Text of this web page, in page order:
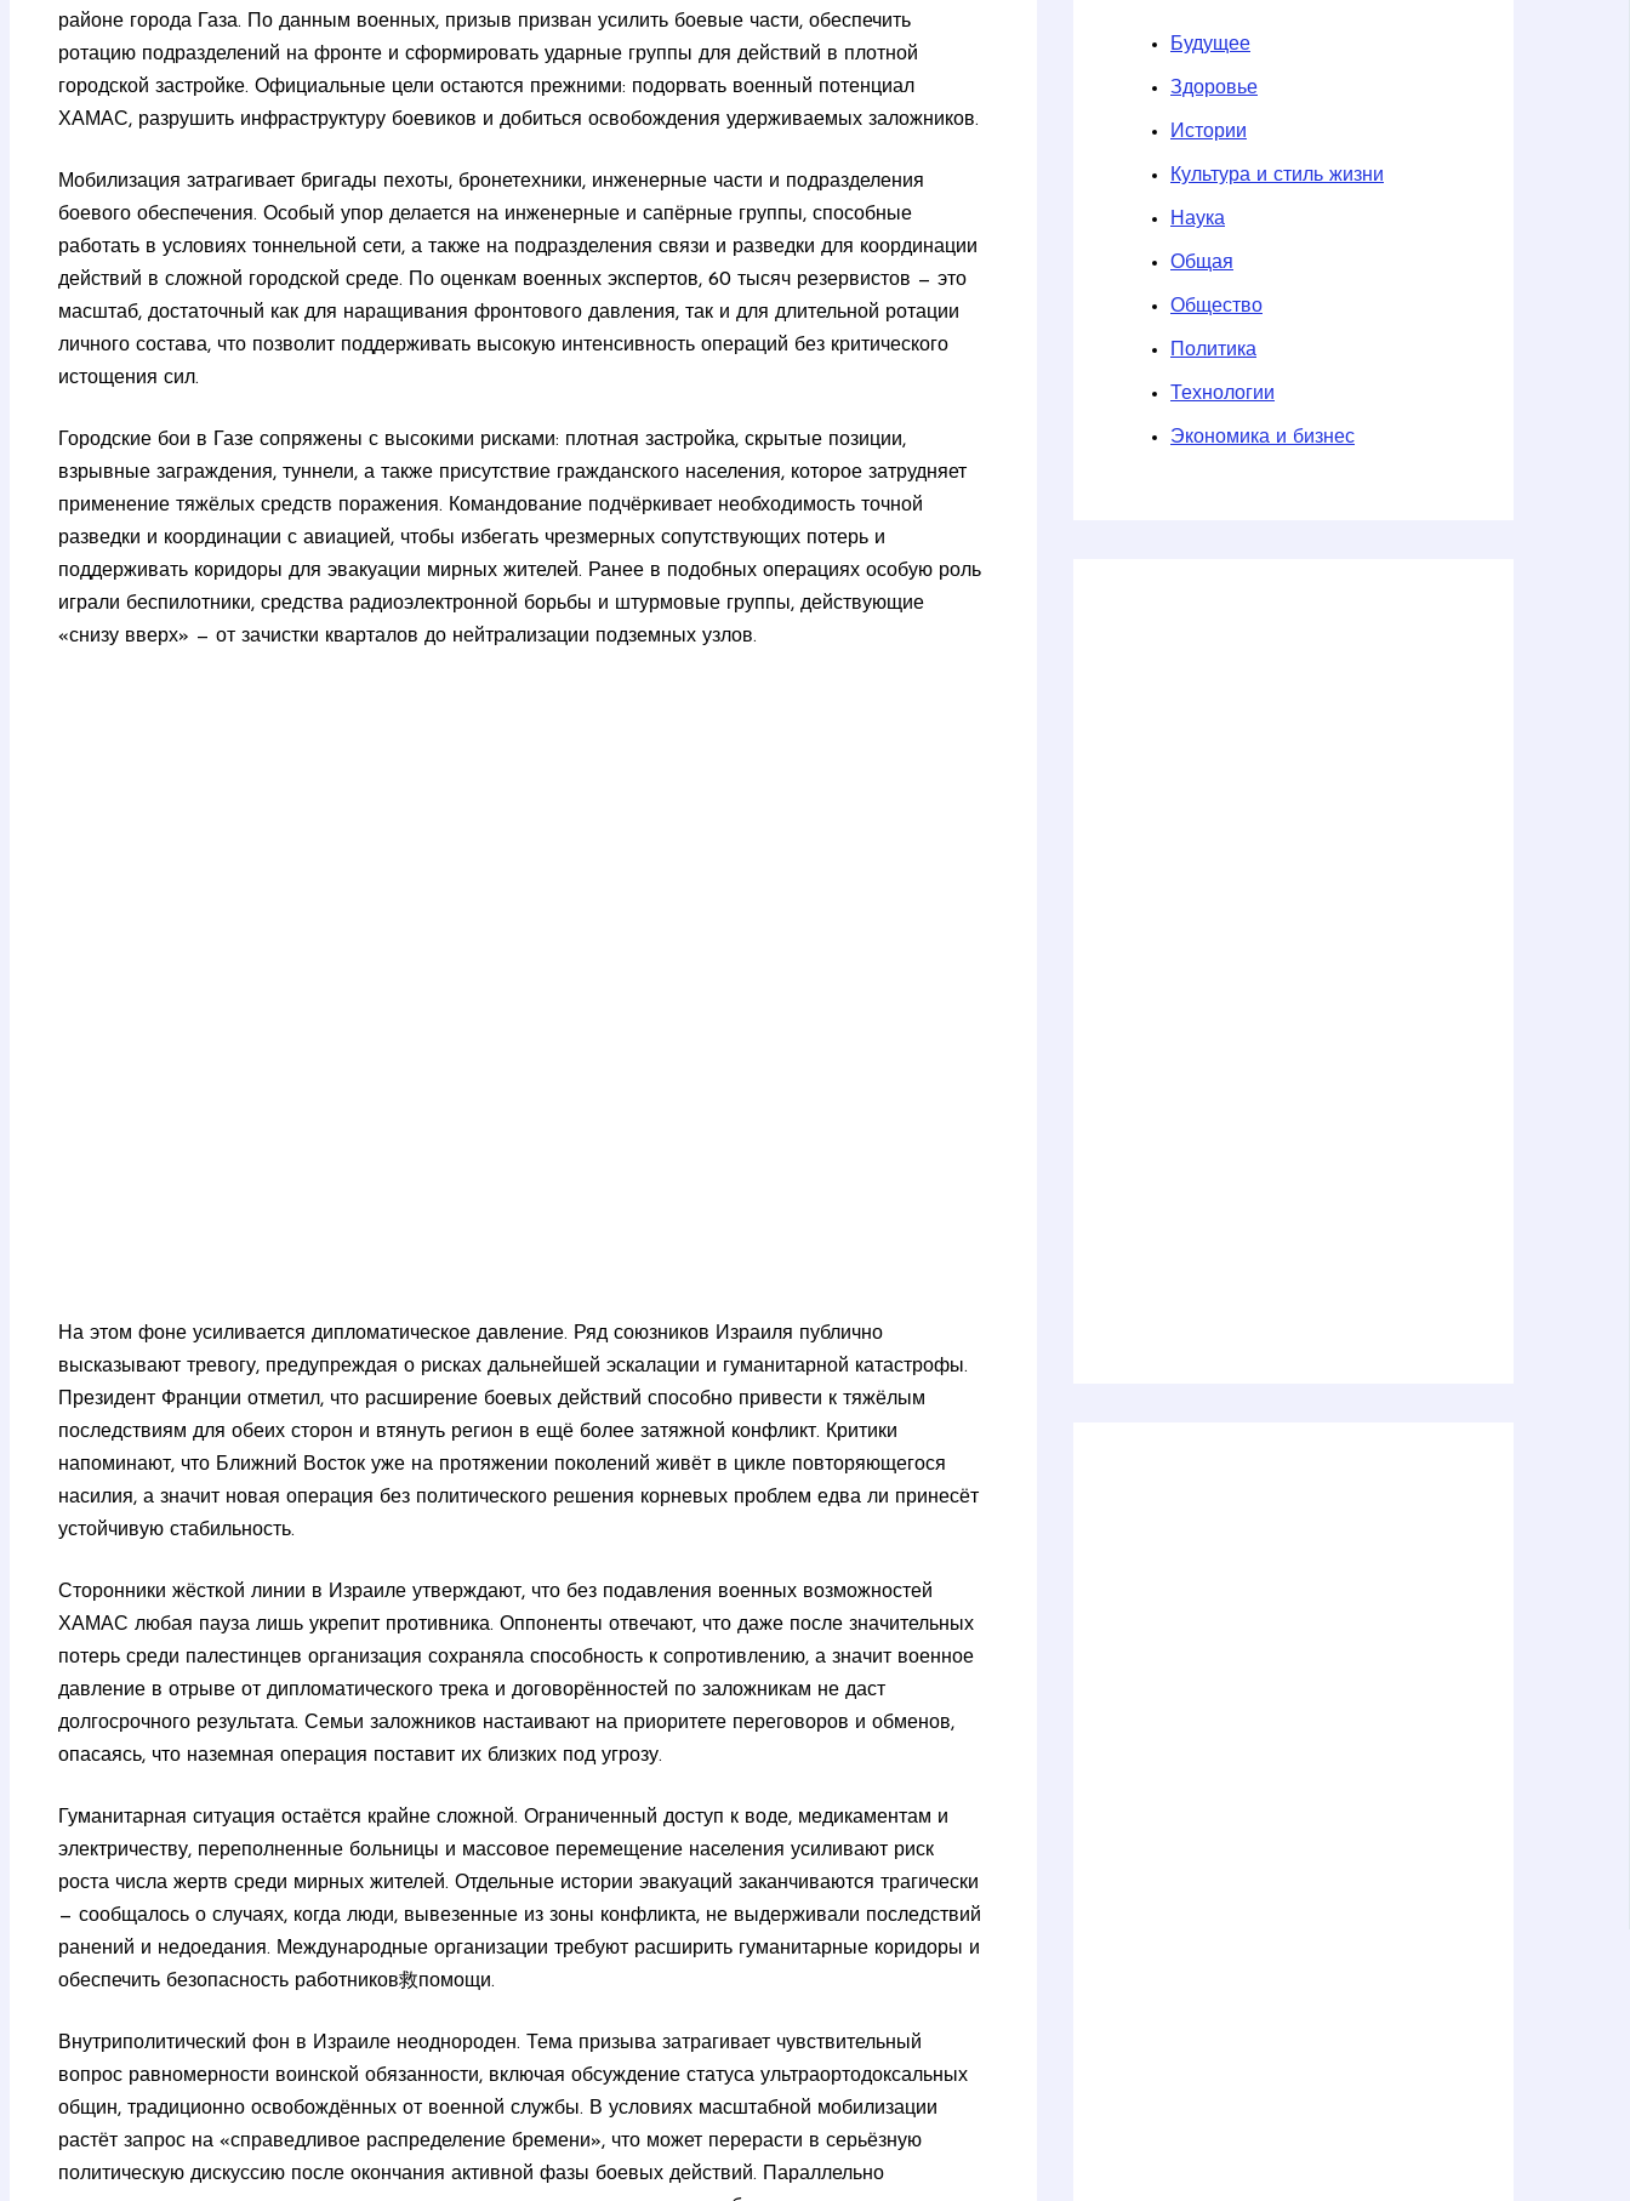
районе города Газа. По данным военных, призыв призван усилить боевые части, обеспечить
ротацию подразделений на фронте и сформировать ударные группы для действий в плотной
городской застройке. Официальные цели остаются прежними: подорвать военный потенциал
ХАМАС, разрушить инфраструктуру боевиков и добиться освобождения удерживаемых заложников.
Мобилизация затрагивает бригады пехоты, бронетехники, инженерные части и подразделения
боевого обеспечения. Особый упор делается на инженерные и сапёрные группы, способные
работать в условиях тоннельной сети, а также на подразделения связи и разведки для координации
действий в сложной городской среде. По оценкам военных экспертов, 60 тысяч резервистов — это
масштаб, достаточный как для наращивания фронтового давления, так и для длительной ротации
личного состава, что позволит поддерживать высокую интенсивность операций без критического
истощения сил.
Городские бои в Газе сопряжены с высокими рисками: плотная застройка, скрытые позиции,
взрывные заграждения, туннели, а также присутствие гражданского населения, которое затрудняет
применение тяжёлых средств поражения. Командование подчёркивает необходимость точной
разведки и координации с авиацией, чтобы избегать чрезмерных сопутствующих потерь и
поддерживать коридоры для эвакуации мирных жителей. Ранее в подобных операциях особую роль
играли беспилотники, средства радиоэлектронной борьбы и штурмовые группы, действующие
«снизу вверх» — от зачистки кварталов до нейтрализации подземных узлов.
На этом фоне усиливается дипломатическое давление. Ряд союзников Израиля публично
высказывают тревогу, предупреждая о рисках дальнейшей эскалации и гуманитарной катастрофы.
Президент Франции отметил, что расширение боевых действий способно привести к тяжёлым
последствиям для обеих сторон и втянуть регион в ещё более затяжной конфликт. Критики
напоминают, что Ближний Восток уже на протяжении поколений живёт в цикле повторяющегося
насилия, а значит новая операция без политического решения корневых проблем едва ли принесёт
устойчивую стабильность.
Сторонники жёсткой линии в Израиле утверждают, что без подавления военных возможностей
ХАМАС любая пауза лишь укрепит противника. Оппоненты отвечают, что даже после значительных
потерь среди палестинцев организация сохраняла способность к сопротивлению, а значит военное
давление в отрыве от дипломатического трека и договорённостей по заложникам не даст
долгосрочного результата. Семьи заложников настаивают на приоритете переговоров и обменов,
опасаясь, что наземная операция поставит их близких под угрозу.
Гуманитарная ситуация остаётся крайне сложной. Ограниченный доступ к воде, медикаментам и
электричеству, переполненные больницы и массовое перемещение населения усиливают риск
роста числа жертв среди мирных жителей. Отдельные истории эвакуаций заканчиваются трагически
— сообщалось о случаях, когда люди, вывезенные из зоны конфликта, не выдерживали последствий
ранений и недоедания. Международные организации требуют расширить гуманитарные коридоры и
обеспечить безопасность работников救помощи.
Внутриполитический фон в Израиле неоднороден. Тема призыва затрагивает чувствительный
вопрос равномерности воинской обязанности, включая обсуждение статуса ультраортодоксальных
общин, традиционно освобождённых от военной службы. В условиях масштабной мобилизации
растёт запрос на «справедливое распределение бремени», что может перерасти в серьёзную
политическую дискуссию после окончания активной фазы боевых действий. Параллельно
Будущее
Здоровье
Истории
Культура и стиль жизни
Наука
Общая
Общество
Политика
Технологии
Экономика и бизнес